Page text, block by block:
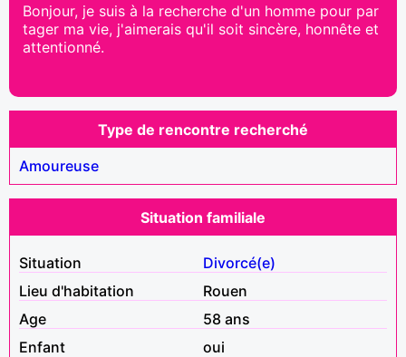
Bonjour, je suis à la recherche d'un homme pour par
tager ma vie, j'aimerais qu'il soit sincère, honnête et
attentionné.
Type de rencontre recherché
Amoureuse
Situation familiale
Situation
Divorcé(e)
Lieu d'habitation
Rouen
Age
58 ans
Enfant
oui